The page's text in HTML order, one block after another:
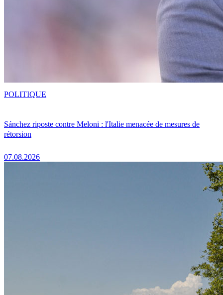
Sánchez riposte contre Meloni : l'Italie menacée de mesures de
rétorsion
07.08.2026
POLITIQUE